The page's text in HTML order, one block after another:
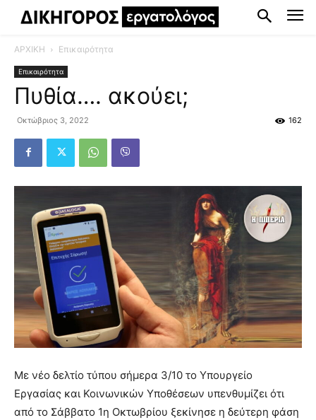
ΑΡΧΙΚΗ Επικαιρότητα
Επικαιρότητα
Πυθία…. ακούει;
Οκτώβριος 3, 2022 162
Με νέο δελτίο τύπου σήμερα 3/10 το Υπουργείο
Εργασίας και Κοινωνικών Υποθέσεων υπενθυμίζει ότι
από το Σάββατο 1η Οκτωβρίου ξεκίνησε η δεύτερη φάση